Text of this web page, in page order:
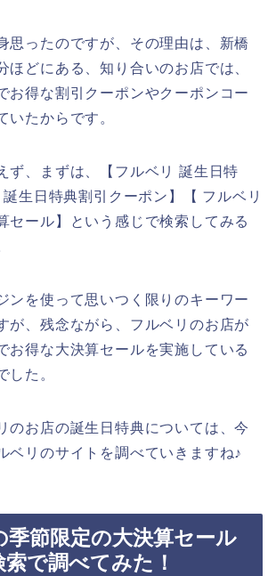
思ったのですが、その理由は、新橋
ほどにある、知り合いのお店では、
お得な割引クーポンやクーポンコー
いたからです。
ず、まずは、【フルベリ 誕生日特
生日特典割引クーポン】【 フルベリ
セール】という感じで検索してみる
ンを使って思いつく限りのキーワー
が、残念ながら、フルベリのお店が
お得な大決算セールを実施している
した。
のお店の誕生日特典については、今
ベリのサイトを調べていきますね♪
季節限定の大決算セール
で調べてみた！